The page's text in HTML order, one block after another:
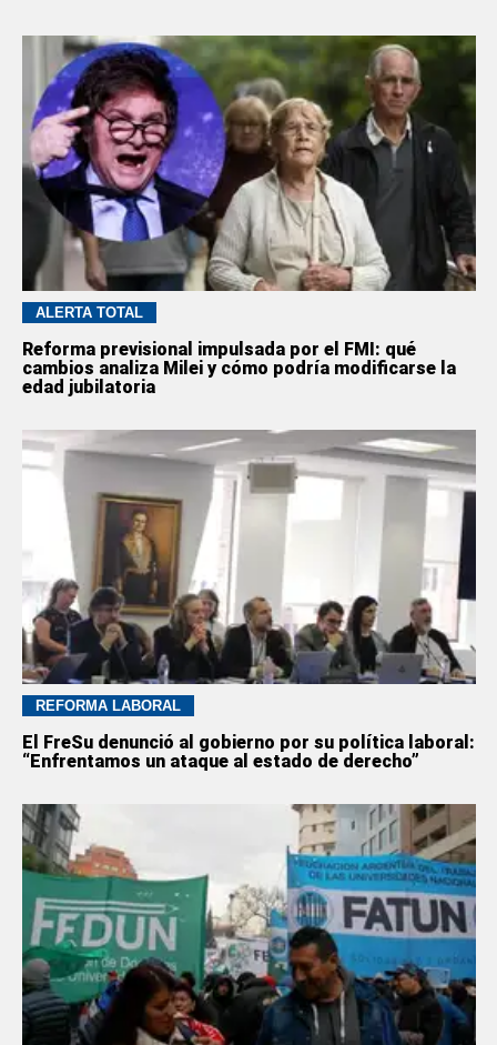
ALERTA TOTAL
Reforma previsional impulsada por el FMI: qué
cambios analiza Milei y cómo podría modificarse la
edad jubilatoria
REFORMA LABORAL
El FreSu denunció al gobierno por su política laboral:
“Enfrentamos un ataque al estado de derecho”